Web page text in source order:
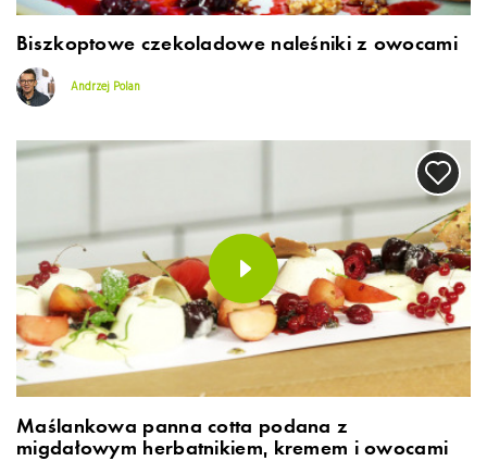
Biszkoptowe czekoladowe naleśniki z owocami
Andrzej Polan
Maślankowa panna cotta podana z
migdałowym herbatnikiem, kremem i owocami